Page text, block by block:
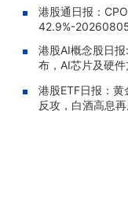
2%，冲击5连涨
华夏
0%，最新单位净
港股通日报：
42.9%-
港股AI概念股日
布，AI芯片及硬
港股ETF日报：
反攻，白酒高息